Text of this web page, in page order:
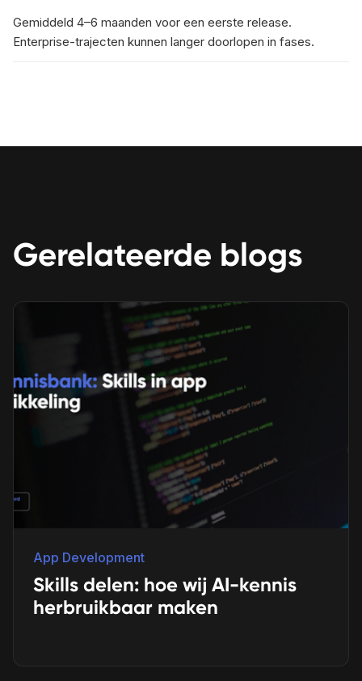
Gemiddeld 4–6 maanden voor een eerste release.
Enterprise-trajecten kunnen langer doorlopen in fases.
Gerelateerde blogs
App Development
Skills delen: hoe wij AI-kennis
herbruikbaar maken